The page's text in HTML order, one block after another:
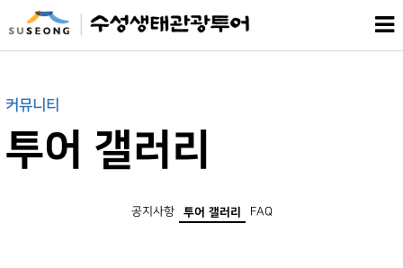
커뮤니티
투어 갤러리
공지사항 투어 갤러리 FAQ